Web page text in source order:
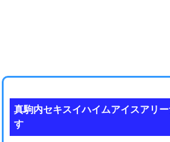
真駒内セキスイハイムアイスアリ
す